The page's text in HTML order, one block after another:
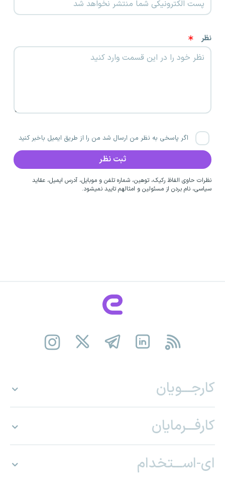
نظر
اگر پاسخی به نظر من ارسال شد من را از طریق ایمیل باخبر کنید
نظرات حاوی الفاظ رکیک، توهین، شماره تلفن و موبایل، آدرس ایمیل، عقاید
سیاسی، نام بردن از مسئولین و امثالهم تایید نمیشود.
کارجـــویان
کارفـــرمایان
ای-اســـتخدام